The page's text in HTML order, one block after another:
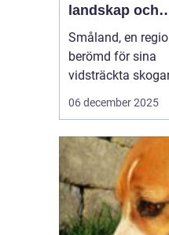
landskap och
majestätiska
Småland, en
berömd för sina
vidsträckta
glittrande sjöar,
väntar en speciell
upplevelse för
vill se älgar i...
06 december 2025